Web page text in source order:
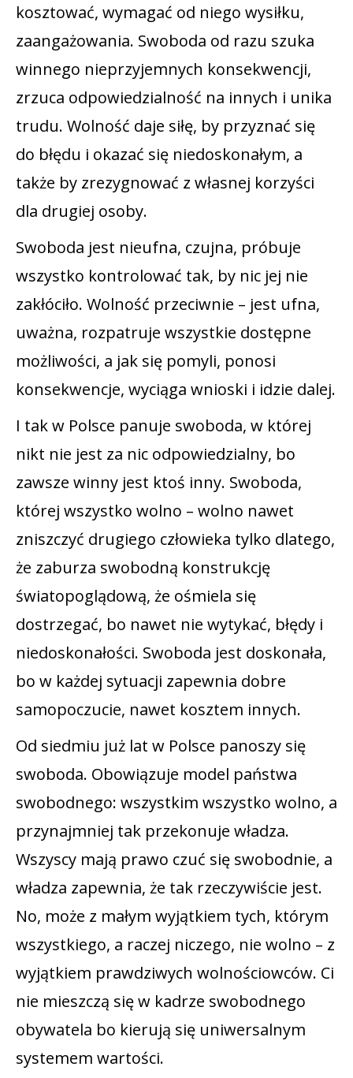
kosztować, wymagać od niego wysiłku,
zaangażowania. Swoboda od razu szuka
winnego nieprzyjemnych konsekwencji,
zrzuca odpowiedzialność na innych i unika
trudu. Wolność daje siłę, by przyznać się
do błędu i okazać się niedoskonałym, a
także by zrezygnować z własnej korzyści
dla drugiej osoby.
Swoboda jest nieufna, czujna, próbuje
wszystko kontrolować tak, by nic jej nie
zakłóciło. Wolność przeciwnie – jest ufna,
uważna, rozpatruje wszystkie dostępne
możliwości, a jak się pomyli, ponosi
konsekwencje, wyciąga wnioski i idzie dalej.
I tak w Polsce panuje swoboda, w której
nikt nie jest za nic odpowiedzialny, bo
zawsze winny jest ktoś inny. Swoboda,
której wszystko wolno – wolno nawet
zniszczyć drugiego człowieka tylko dlatego,
że zaburza swobodną konstrukcję
światopoglądową, że ośmiela się
dostrzegać, bo nawet nie wytykać, błędy i
niedoskonałości. Swoboda jest doskonała,
bo w każdej sytuacji zapewnia dobre
samopoczucie, nawet kosztem innych.
Od siedmiu już lat w Polsce panoszy się
swoboda. Obowiązuje model państwa
swobodnego: wszystkim wszystko wolno, a
przynajmniej tak przekonuje władza.
Wszyscy mają prawo czuć się swobodnie, a
władza zapewnia, że tak rzeczywiście jest.
No, może z małym wyjątkiem tych, którym
wszystkiego, a raczej niczego, nie wolno – z
wyjątkiem prawdziwych wolnościowców. Ci
nie mieszczą się w kadrze swobodnego
obywatela bo kierują się uniwersalnym
systemem wartości.